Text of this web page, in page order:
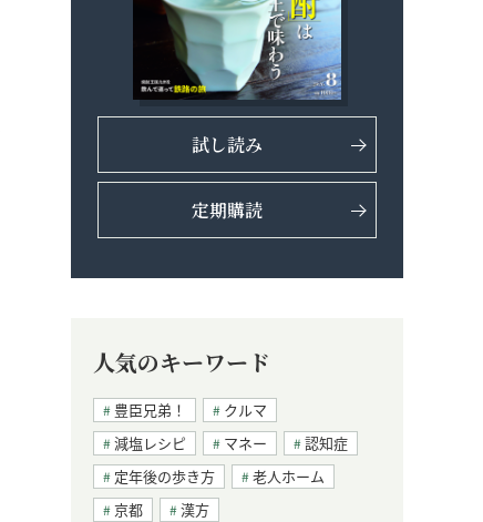
試し読み
定期購読
人気のキーワード
豊臣兄弟！
クルマ
減塩レシピ
マネー
認知症
定年後の歩き方
老人ホーム
京都
漢方